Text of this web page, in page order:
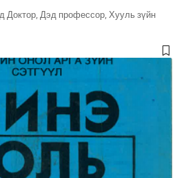
Дэд профессор, Хууль зүйн